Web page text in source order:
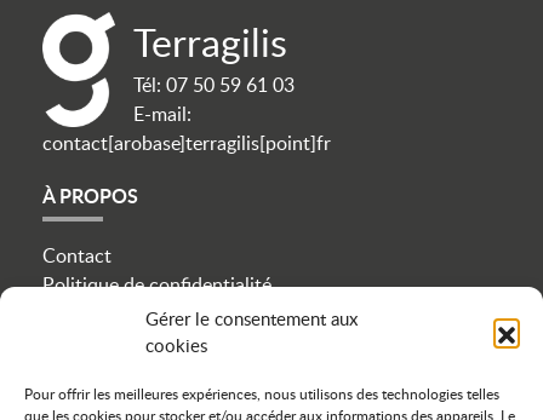
Gérer le consentement aux
cookies
Pour offrir les meilleures expériences, nous utilisons des technologies telles
que les cookies pour stocker et/ou accéder aux informations des appareils. Le
Terragilis
Tél: 07 50 59 61 03
E-mail:
contact[arobase]terragilis[point]fr
À PROPOS
Contact
Politique de confidentialité
Mentions légales